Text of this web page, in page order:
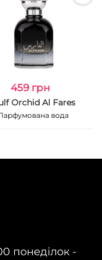
459 грн
Orchid Al Fares
вода
понеділок -